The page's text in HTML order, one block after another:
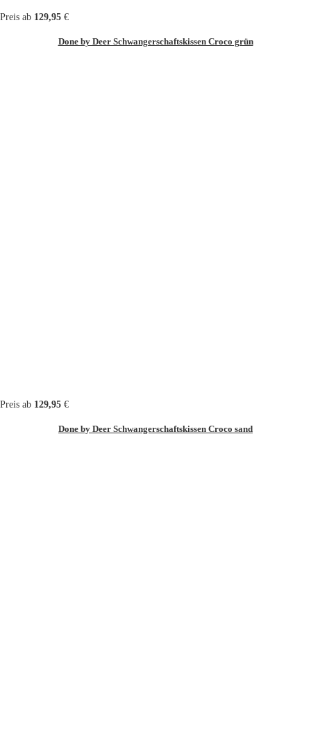
Preis ab 129,95 €
Done by Deer Schwangerschaftskissen Croco grün
Preis ab 129,95 €
Done by Deer Schwangerschaftskissen Croco sand